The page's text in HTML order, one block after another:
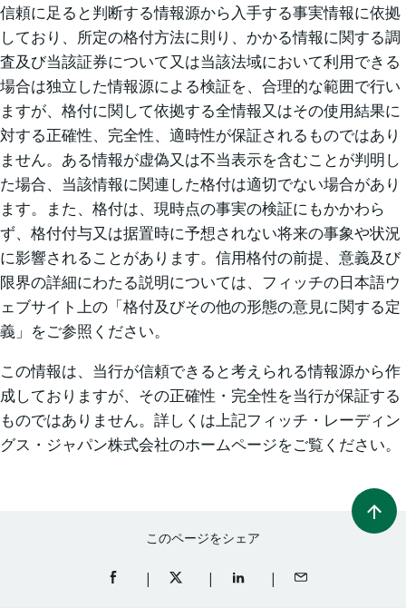
信頼に足ると判断する情報源から入手する事実情報に依拠
しており、所定の格付方法に則り、かかる情報に関する調
査及び当該証券について又は当該法域において利用できる
場合は独立した情報源による検証を、合理的な範囲で行い
ますが、格付に関して依拠する全情報又はその使用結果に
対する正確性、完全性、適時性が保証されるものではあり
ません。ある情報が虚偽又は不当表示を含むことが判明し
た場合、当該情報に関連した格付は適切でない場合があり
ます。また、格付は、現時点の事実の検証にもかかわら
ず、格付付与又は据置時に予想されない将来の事象や状況
に影響されることがあります。信用格付の前提、意義及び
限界の詳細にわたる説明については、フィッチの日本語ウ
ェブサイト上の「格付及びその他の形態の意見に関する定
義」をご参照ください。
この情報は、当行が信頼できると考えられる情報源から作
成しておりますが、その正確性・完全性を当行が保証する
ものではありません。詳しくは上記フィッチ・レーディン
グス・ジャパン株式会社のホームページをご覧ください。
このページをシェア
FACEBOOKでシェア（新規ウィンドウを開く）
TWITTERでシェア（新規ウィンドウを開
LINKEDINでシェア（新規ウ
メールでシェア